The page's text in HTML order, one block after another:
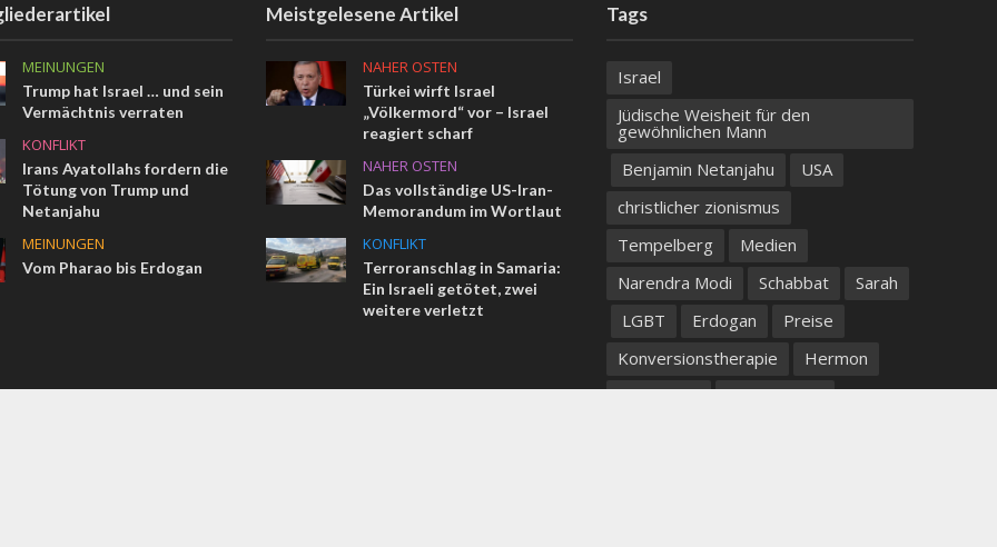
MEINUNGEN
Trump hat Israel … und sein
Vermächtnis verraten
KONFLIKT
Irans Ayatollahs fordern die
Tötung von Trump und
Netanjahu
MEINUNGEN
Vom Pharao bis Erdogan
Meistgelesene Artikel
NAHER OSTEN
Türkei wirft Israel
„Völkermord“ vor – Israel
reagiert scharf
NAHER OSTEN
Das vollständige US-Iran-
Memorandum im Wortlaut
KONFLIKT
Terroranschlag in Samaria:
Ein Israeli getötet, zwei
weitere verletzt
Tags
Israel
Jüdische Weisheit für den
gewöhnlichen Mann
Benjamin Netanjahu
USA
christlicher zionismus
Tempelberg
Medien
Narendra Modi
Schabbat
Sarah
LGBT
Erdogan
Preise
Konversionstherapie
Hermon
Bar-Mizwa
Israel Heute